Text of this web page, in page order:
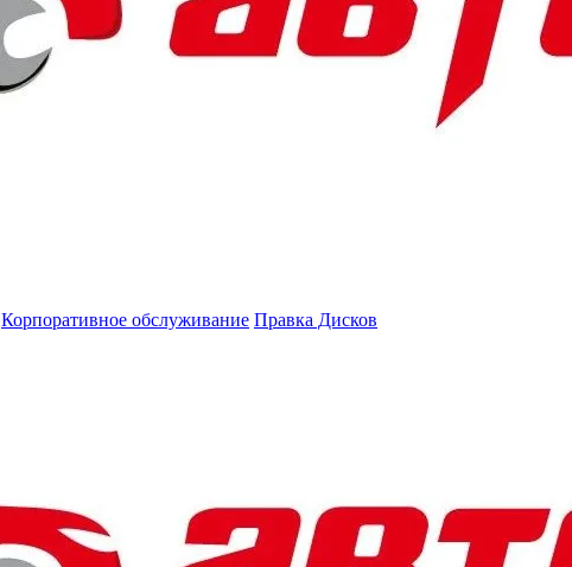
Корпоративное обслуживание Правка Дисков